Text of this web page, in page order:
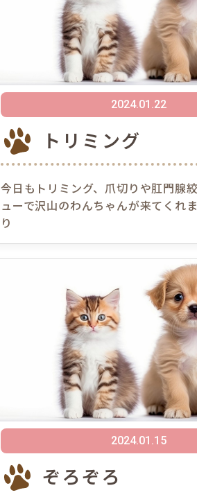
2024.01.22
トリミング
今日もトリミング、爪切りや肛門腺
ューで沢山のわんちゃんが来てく
り
2024.01.15
ぞろぞろ